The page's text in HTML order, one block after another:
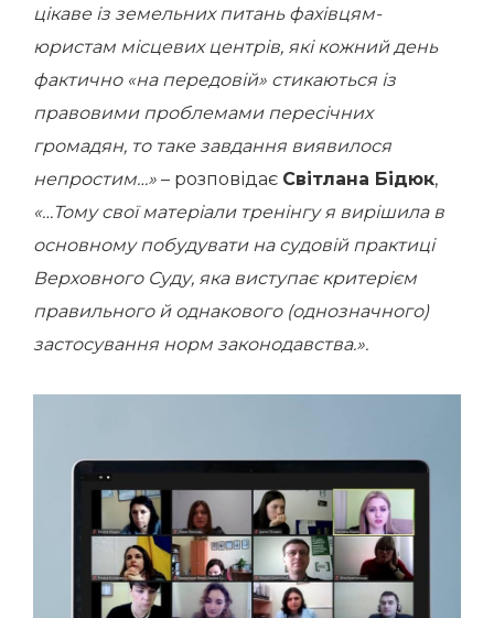
цікаве із земельних питань фахівцям-
юристам місцевих центрів, які кожний день
фактично «на передовій» стикаються із
правовими проблемами пересічних
громадян, то таке завдання виявилося
непростим…» – розповідає Світлана Бідюк,
«…Тому свої матеріали тренінгу я вирішила в
основному побудувати на судовій практиці
Верховного Суду, яка виступає критерієм
правильного й однакового (однозначного)
застосування норм законодавства.».